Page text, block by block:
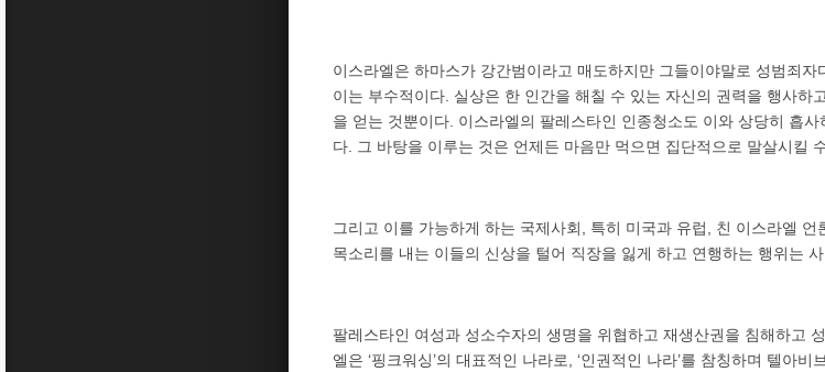
이스라엘은 하마스가 강간범이라고 매도하지만 그들이야말로 성범죄
이는 부수적이다. 실상은 한 인간을 해칠 수 있는 자신의 권력을 행사하
을 얻는 것뿐이다. 이스라엘의 팔레스타인 인종청소도 이와 상당히 흡
다. 그 바탕을 이루는 것은 언제든 마음만 먹으면 집단적으로 말살시킬
그리고 이를 가능하게 하는 국제사회, 특히 미국과 유럽, 친 이스라엘
목소리를 내는 이들의 신상을 털어 직장을 잃게 하고 연행하는 행위는
팔레스타인 여성과 성소수자의 생명을 위협하고 재생산권을 침해하고
엘은 ‘핑크워싱’의 대표적인 나라로, ‘인권적인 나라’를 참칭하며 텔아